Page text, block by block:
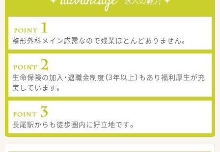
整形外科メイン応需なので残業ほとんどありません。
生命保険の加入・退職金制度（3年以上）もあり福利厚生が充
実しています。
長尾駅からも徒歩圏内に好立地です。